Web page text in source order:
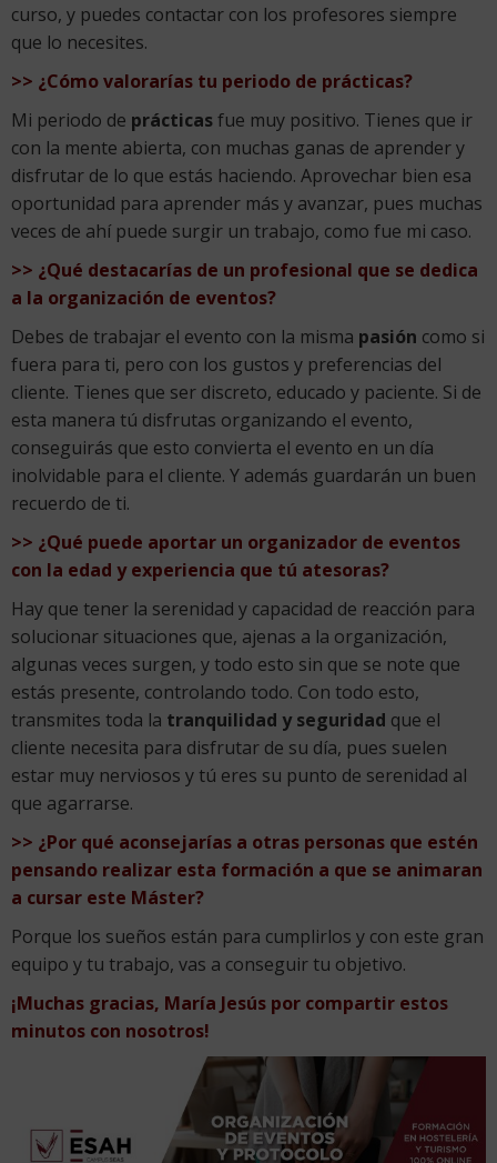
curso, y puedes contactar con los profesores siempre
que lo necesites.
>> ¿Cómo valorarías tu periodo de prácticas?
Mi periodo de prácticasfue muy positivo. Tienes que ir
con la mente abierta, con muchas ganas de aprender y
disfrutar de lo que estás haciendo. Aprovechar bien esa
oportunidad para aprender más y avanzar, pues muchas
veces de ahí puede surgir un trabajo, como fue mi caso.
>> ¿Qué destacarías de un profesional que se dedica
a la organización de eventos?
Debes de trabajar el evento con la misma pasión como si
fuera para ti, pero con los gustos y preferencias del
cliente. Tienes que ser discreto, educado y paciente. Si de
esta manera tú disfrutas organizando el evento,
conseguirás que esto convierta el evento en un día
inolvidable para el cliente. Y además guardarán un buen
recuerdo de ti.
>> ¿Qué puede aportar un organizador de eventos
con la edad y experiencia que tú atesoras?
Hay que tener la serenidad y capacidad de reacción para
solucionar situaciones que, ajenas a la organización,
algunas veces surgen, y todo esto sin que se note que
estás presente, controlando todo. Con todo esto,
transmites toda la tranquilidad y seguridad que el
cliente necesita para disfrutar de su día, pues suelen
estar muy nerviosos y tú eres su punto de serenidad al
que agarrarse.
>> ¿Por qué aconsejarías a otras personas que estén
pensando realizar esta formación a que se animaran
a cursar este Máster?
Porque los sueños están para cumplirlos y con este gran
equipo y tu trabajo, vas a conseguir tu objetivo.
¡Muchas gracias, María Jesús por compartir estos
minutos con nosotros!